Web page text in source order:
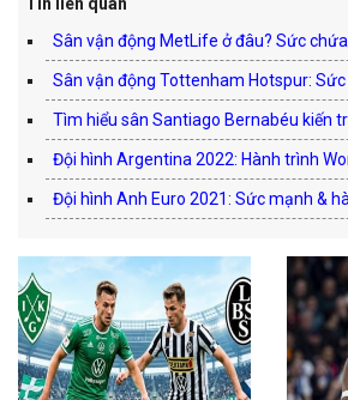
Tin liên quan
Sân vận động MetLife ở đâu? Sức
Sân vận động Tottenham Hotspur:
Tìm hiểu sân Santiago Bernabéu kiến
Đội hình Argentina 2022: Hành trình
Đội hình Anh Euro 2021: Sức mạnh &